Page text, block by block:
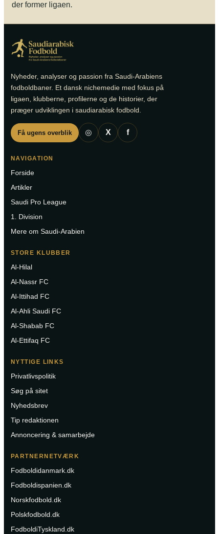
der former ligaen.
Nyheder, analyser og passion fra Saudi-Arabiens
fodboldbaner. Et dansk nichemedie med fokus på
ligaen, klubberne, profilerne og de historier, der
præger udviklingen i saudiarabisk fodbold.
Få ugens overblik ◎ X f
NAVIGATION
Forside
Artikler
Saudi Pro League
1. Division
Mere om Saudi-Arabien
STORE KLUBBER
Al-Hilal
Al-Nassr FC
Al-Ittihad FC
Al-Ahli Saudi FC
Al-Shabab FC
Al-Ettifaq FC
NYTTIGE LINKS
Privatlivspolitik
Søg på sitet
Nyhedsbrev
Tip redaktionen
Annoncering & samarbejde
PARTNERNETVÆRK
Fodboldidanmark.dk
Fodboldispanien.dk
Norskfodbold.dk
Polskfodbold.dk
FodboldiTyskland.dk